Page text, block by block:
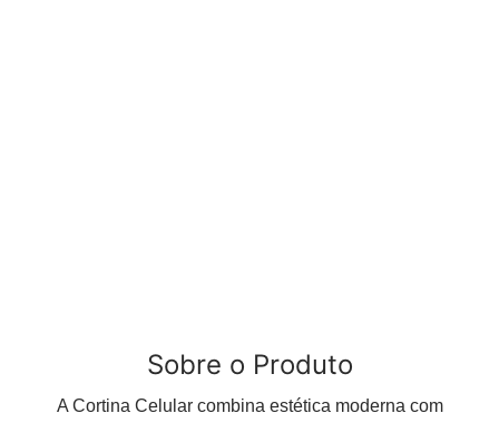
Sobre o Produto
A Cortina Celular combina estética moderna com